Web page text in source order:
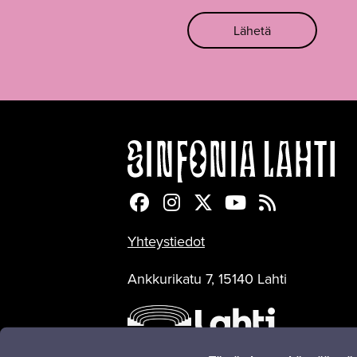
Lähetä
Sinfonia Lahti Facebookissa
Sinfonia Lahti
Sinfonia Lahti
Sinfonia Lahti
Sinfonia
Yhteystiedot
Ankkurikatu 7, 15140 Lahti